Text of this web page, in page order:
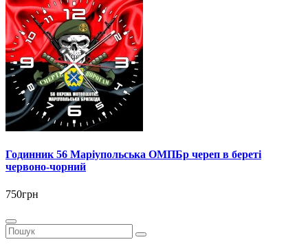
Годинник 56 Маріупольська ОМПБр череп в береті
червоно-чорний
750грн